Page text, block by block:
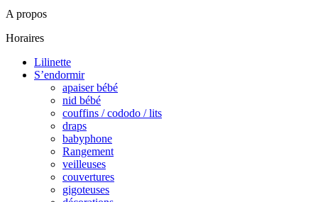
A propos
Horaires
Lilinette
S’endormir
apaiser bébé
nid bébé
couffins / cododo / lits
draps
babyphone
Rangement
veilleuses
couvertures
gigoteuses